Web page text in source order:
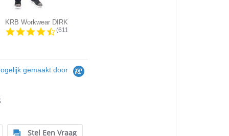
4.5 star rating
(611)
gemaakt door
Stel Een Vraag